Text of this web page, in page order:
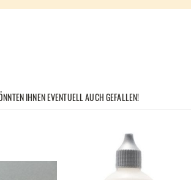
IHNEN EVENTUELL AUCH GEFALLEN!